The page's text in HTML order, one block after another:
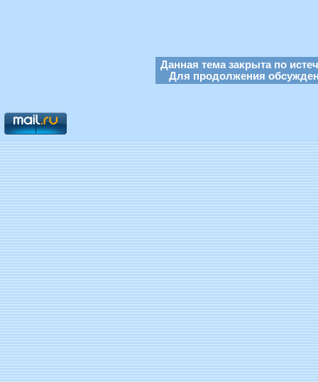
Данная тема закрыта по
Для продолжения